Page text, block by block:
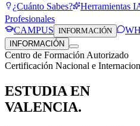
¿Cuánto Sabes?
Herramientas
Profesionales
CAMPUS INFORMACIÓN
INFORMACIÓN
Centro de Formación Autorizado
Certificación Nacional e
ESTUDIA EN
VALENCIA.